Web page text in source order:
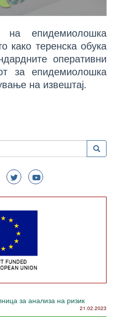
епидемиолошка
како теренска обука
оперативни
за епидемиолошка
на извештај.
за анализа на ризик
21.02.2023